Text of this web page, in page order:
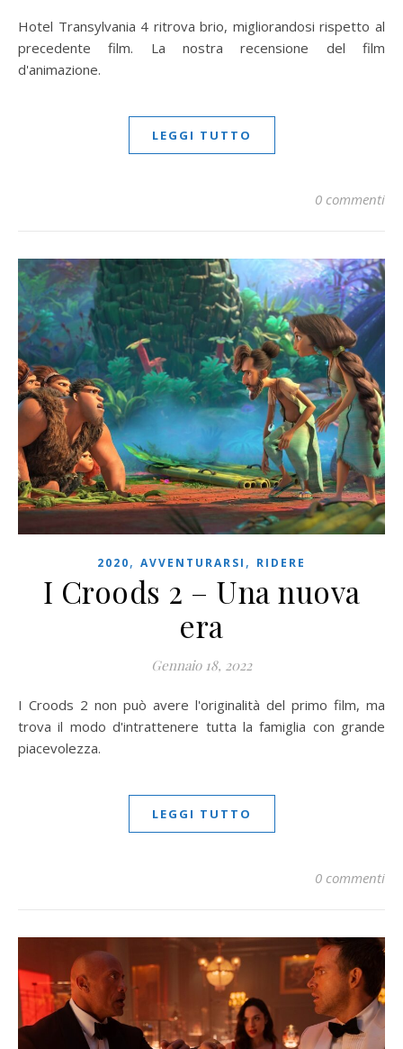
Hotel Transylvania 4 ritrova brio, migliorandosi rispetto al
precedente film. La nostra recensione del film
d'animazione.
LEGGI TUTTO
0 commenti
2020, AVVENTURARSI , RIDERE
I Croods 2 – Una nuova
era
Gennaio 18, 2022
I Croods 2 non può avere l'originalità del primo film, ma
trova il modo d'intrattenere tutta la famiglia con grande
piacevolezza.
LEGGI TUTTO
0 commenti